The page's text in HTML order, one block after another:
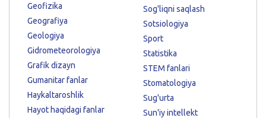
Geofizika
Geografiya
Geologiya
Gidrometeorologiya
Grafik dizayn
Gumanitar fanlar
Haykaltaroshlik
Hayot haqidagi fanlar
Sog'liqni saqlash
Sotsiologiya
Sport
Statistika
STEM fanlari
Stomatologiya
Sug'urta
Sun'iy intellekt